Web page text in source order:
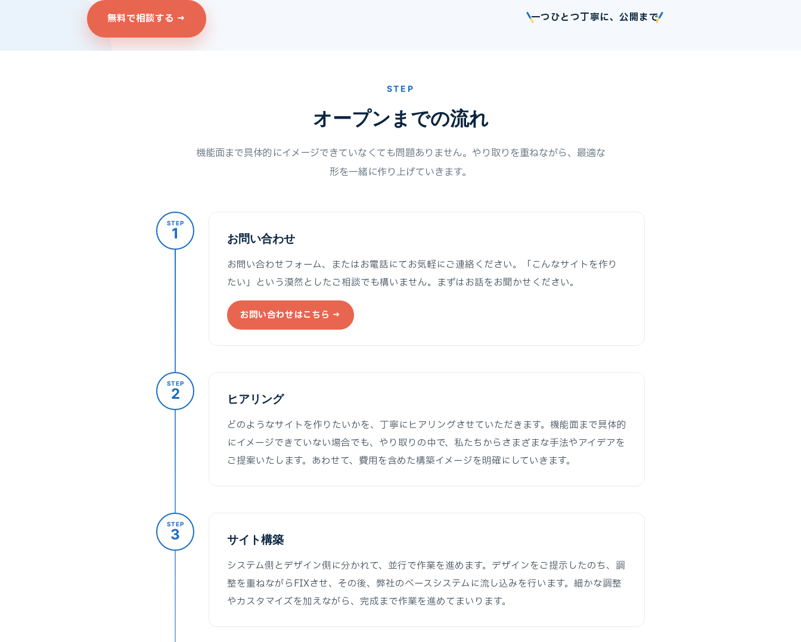
無料で相談する → 一つひとつ丁寧に、公開まで
STEP
オープンまでの流れ
機能面まで具体的にイメージできていなくても問題ありません。やり取りを重ねながら、最適な
形を一緒に作り上げていきます。
STEP
1
お問い合わせ
お問い合わせフォーム、またはお電話にてお気軽にご連絡ください。「こんなサイトを作り
たい」という漠然としたご相談でも構いません。まずはお話をお聞かせください。
お問い合わせはこちら →
STEP
2
ヒアリング
どのようなサイトを作りたいかを、丁寧にヒアリングさせていただきます。機能面まで具体的
にイメージできていない場合でも、やり取りの中で、私たちからさまざまな手法やアイデアを
ご提案いたします。あわせて、費用を含めた構築イメージを明確にしていきます。
STEP
3
サイト構築
システム側とデザイン側に分かれて、並行で作業を進めます。デザインをご提示したのち、調
整を重ねながらFIXさせ、その後、弊社のベースシステムに流し込みを行います。細かな調整
やカスタマイズを加えながら、完成まで作業を進めてまいります。